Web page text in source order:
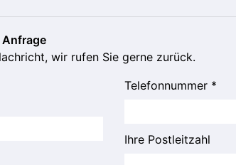
wir rufen Sie gerne zurück.
Telefonnummer *
Ihre Postleitzahl